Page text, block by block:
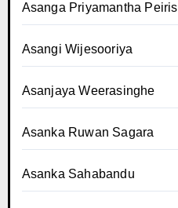
Asanga Priyamantha Peiris
Asangi Wijesooriya
Asanjaya Weerasinghe
Asanka Ruwan Sagara
Asanka Sahabandu